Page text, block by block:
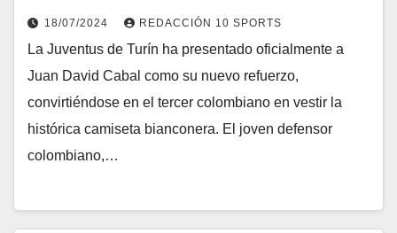
18/07/2024 REDACCIÓN 10 SPORTS
La Juventus de Turín ha presentado oficialmente a
Juan David Cabal como su nuevo refuerzo,
convirtiéndose en el tercer colombiano en vestir la
histórica camiseta bianconera. El joven defensor
colombiano,…